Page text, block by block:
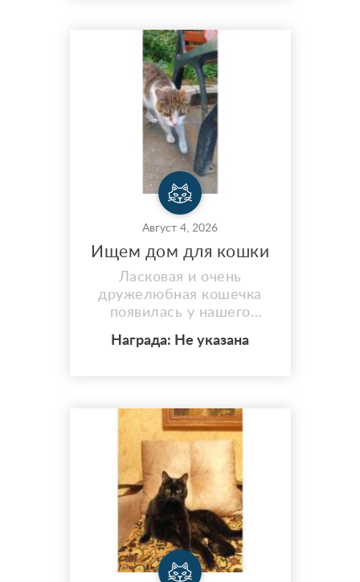
Август 4, 2026
Ищем дом для кошки
Ласковая и очень
дружелюбная кошечка
появилась у нашего
не можем, у нас уже
счастливыми! Кошечка
очень симпатичная,
активная. Ее начали
подкармливать соседи, но
кошке нужно правильное
питание и безопасность.
На мордочке уже видн...
Награда: Не указана